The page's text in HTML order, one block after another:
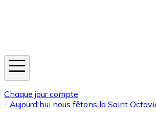
Chaque jour compte
- Aujourd'hui nous fêtons la Saint